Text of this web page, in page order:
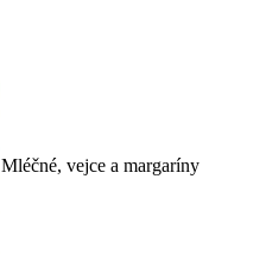
Mléčné, vejce a margaríny